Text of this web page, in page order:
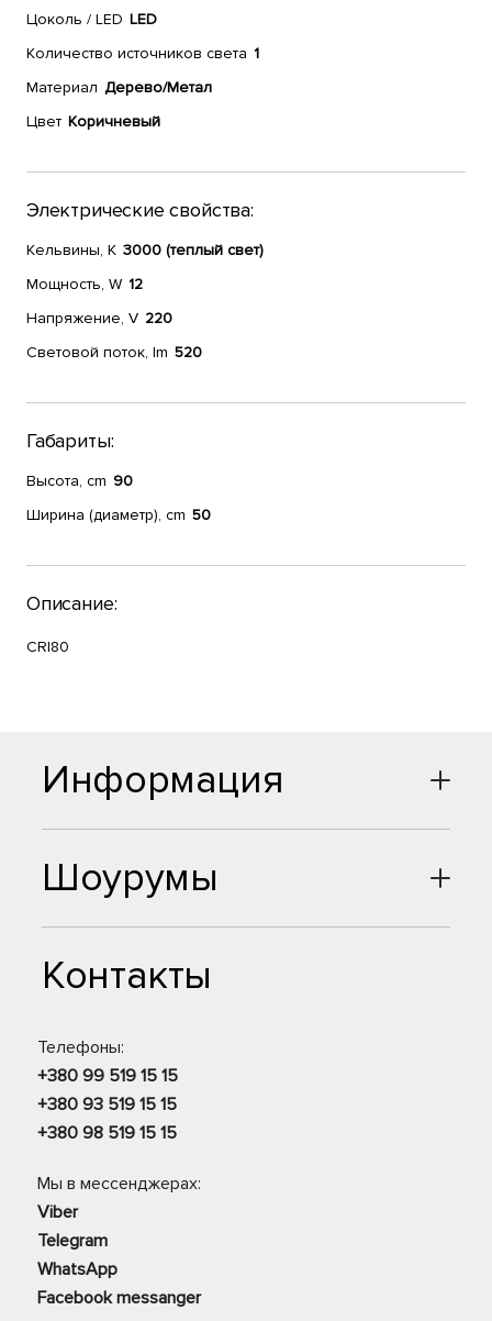
Цоколь / LED LED
Количество источников света 1
Материал Дерево/Метал
Цвет Коричневый
Электрические свойства:
Кельвины, К 3000 (теплый свет)
Мощность, W 12
Напряжение, V 220
Световой поток, lm 520
Габариты:
Высота, cm 90
Ширина (диаметр), cm 50
Описание:
CRI80
Шоурумы
Контакты
Телефоны:
+380 99 519 15 15
+380 93 519 15 15
+380 98 519 15 15
Мы в мессенджерах:
Viber
Telegram
WhatsApp
Facebook messanger
Информация